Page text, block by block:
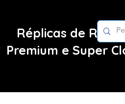
Réplicas de
Premium e Super